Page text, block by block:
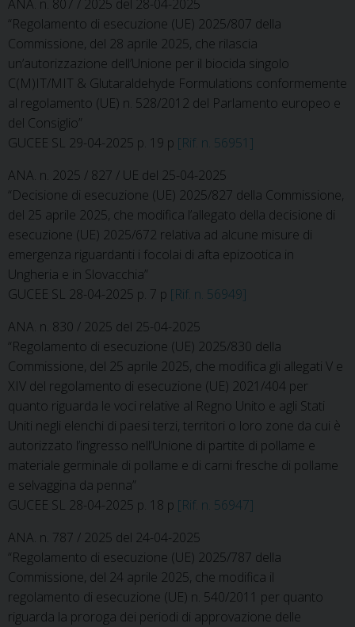
ANA. n. 807 / 2025 del 28-04-2025
“Regolamento di esecuzione (UE) 2025/807 della
Commissione, del 28 aprile 2025, che rilascia
un’autorizzazione dell’Unione per il biocida singolo
C(M)IT/MIT & Glutaraldehyde Formulations conformemente
al regolamento (UE) n. 528/2012 del Parlamento europeo e
del Consiglio”
GUCEE SL 29-04-2025 p. 19 p [Rif. n. 56951]
ANA. n. 2025 / 827 / UE del 25-04-2025
“Decisione di esecuzione (UE) 2025/827 della Commissione,
del 25 aprile 2025, che modifica l’allegato della decisione di
esecuzione (UE) 2025/672 relativa ad alcune misure di
emergenza riguardanti i focolai di afta epizootica in
Ungheria e in Slovacchia”
GUCEE SL 28-04-2025 p. 7 p [Rif. n. 56949]
ANA. n. 830 / 2025 del 25-04-2025
“Regolamento di esecuzione (UE) 2025/830 della
Commissione, del 25 aprile 2025, che modifica gli allegati V e
XIV del regolamento di esecuzione (UE) 2021/404 per
quanto riguarda le voci relative al Regno Unito e agli Stati
Uniti negli elenchi di paesi terzi, territori o loro zone da cui è
autorizzato l’ingresso nell’Unione di partite di pollame e
materiale germinale di pollame e di carni fresche di pollame
e selvaggina da penna”
GUCEE SL 28-04-2025 p. 18 p [Rif. n. 56947]
ANA. n. 787 / 2025 del 24-04-2025
“Regolamento di esecuzione (UE) 2025/787 della
Commissione, del 24 aprile 2025, che modifica il
regolamento di esecuzione (UE) n. 540/2011 per quanto
riguarda la proroga dei periodi di approvazione delle